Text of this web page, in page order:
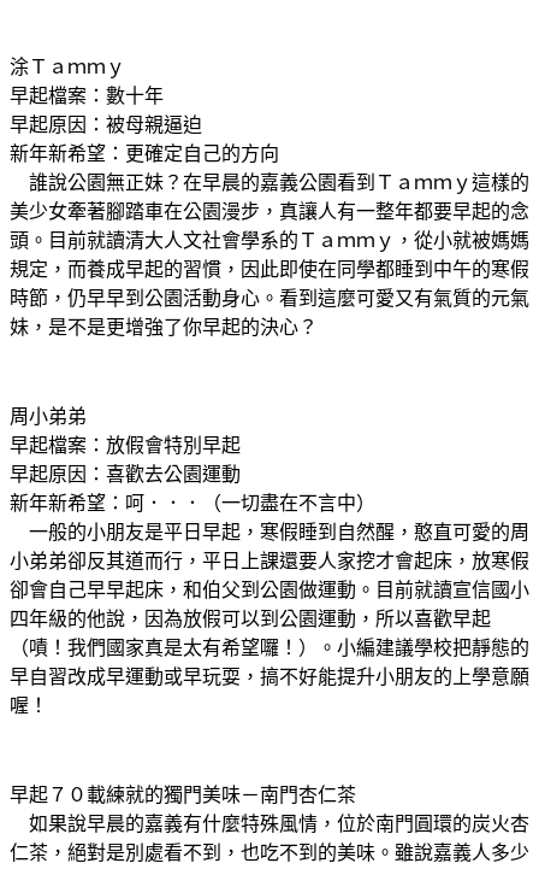
涂Ｔａｍｍｙ
早起檔案：數十年
早起原因：被母親逼迫
新年新希望：更確定自己的方向
誰說公園無正妹？在早晨的嘉義公園看到Ｔａｍｍｙ這樣的
美少女牽著腳踏車在公園漫步，真讓人有一整年都要早起的念
頭。目前就讀清大人文社會學系的Ｔａｍｍｙ，從小就被媽媽
規定，而養成早起的習慣，因此即使在同學都睡到中午的寒假
時節，仍早早到公園活動身心。看到這麼可愛又有氣質的元氣
妹，是不是更增強了你早起的決心？
周小弟弟
早起檔案：放假會特別早起
早起原因：喜歡去公園運動
新年新希望：呵．．．（一切盡在不言中）
一般的小朋友是平日早起，寒假睡到自然醒，憨直可愛的周
小弟弟卻反其道而行，平日上課還要人家挖才會起床，放寒假
卻會自己早早起床，和伯父到公園做運動。目前就讀宣信國小
四年級的他說，因為放假可以到公園運動，所以喜歡早起
（嘖！我們國家真是太有希望囉！）。小編建議學校把靜態的
早自習改成早運動或早玩耍，搞不好能提升小朋友的上學意願
喔！
早起７０載練就的獨門美味－南門杏仁茶
如果說早晨的嘉義有什麼特殊風情，位於南門圓環的炭火杏
仁茶，絕對是別處看不到，也吃不到的美味。雖說嘉義人多少